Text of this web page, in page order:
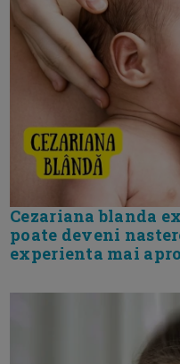
Cezariana blanda
poate deveni
experienta mai